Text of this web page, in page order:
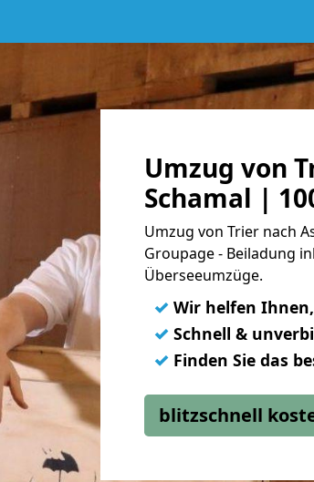
Umzug von
Schamal |
Umzug von Trier nach
Groupage - Beiladung
Überseeumzüge.
✓ Wir helfen
✓ Schnell &
✓ Finden Sie das
blitzschnell